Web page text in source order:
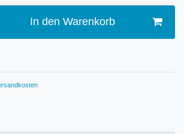
In den Warenkorb